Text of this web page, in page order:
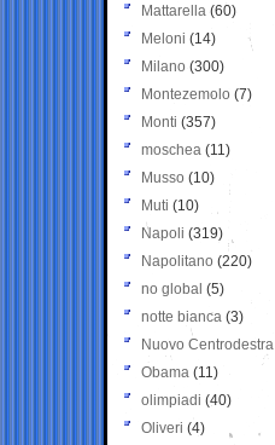
Mattarella (60)
Meloni (14)
Milano (300)
Montezemolo (7)
Monti (357)
moschea (11)
Musso (10)
Muti (10)
Napoli (319)
Napolitano (220)
no global (5)
notte bianca (3)
Nuovo Centrodestra
Obama (11)
olimpiadi (40)
Oliveri (4)